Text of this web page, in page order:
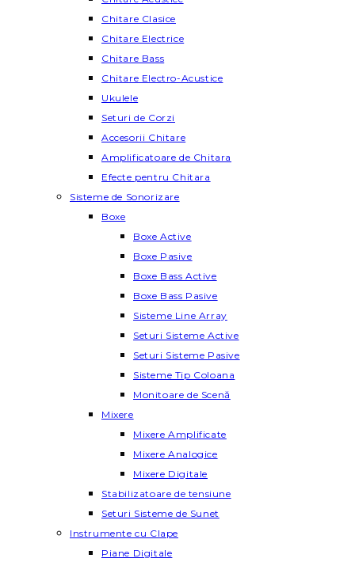
Chitare Clasice
Chitare Electrice
Chitare Bass
Chitare Electro-Acustice
Ukulele
Seturi de Corzi
Accesorii Chitare
Amplificatoare de Chitara
Efecte pentru Chitara
Sisteme de Sonorizare
Boxe
Boxe Active
Boxe Pasive
Boxe Bass Active
Boxe Bass Pasive
Sisteme Line Array
Seturi Sisteme Active
Seturi Sisteme Pasive
Sisteme Tip Coloana
Monitoare de Scenă
Mixere
Mixere Amplificate
Mixere Analogice
Mixere Digitale
Stabilizatoare de tensiune
Seturi Sisteme de Sunet
Instrumente cu Clape
Piane Digitale